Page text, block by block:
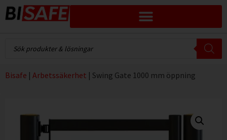
Bisafe | Arbetssäkerhet | Swing Gate 1000 mm öppning